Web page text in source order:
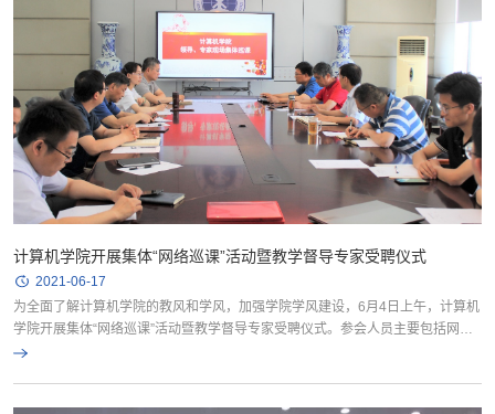
计算机学院开展集体“网络巡课”活动暨教学督导专家受聘仪式
2021-06-17
为全面了解计算机学院的教风和学风，加强学院学风建设，6月4日上午，计算机
学院开展集体“网络巡课”活动暨教学督导专家受聘仪式。参会人员主要包括网络
巡课小组成员及我院教学督导专家。 首先，学院为曹天杰、刘厚泉...